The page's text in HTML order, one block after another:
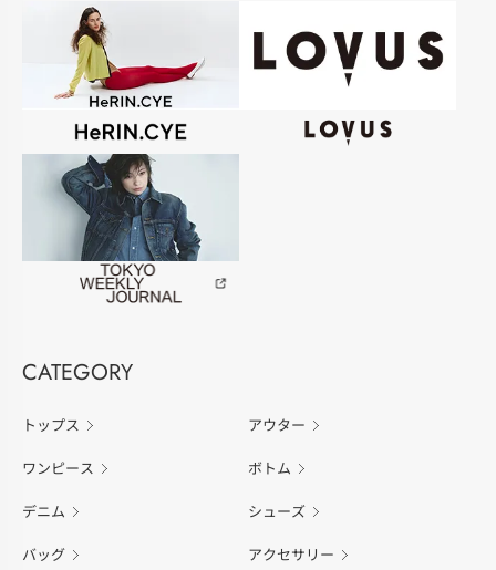
CATEGORY
トップス アウター
ワンピース ボトム
デニム シューズ
バッグ アクセサリー